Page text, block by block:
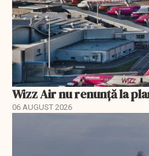
Wizz Air nu renunță la
06 AUGUST 2026